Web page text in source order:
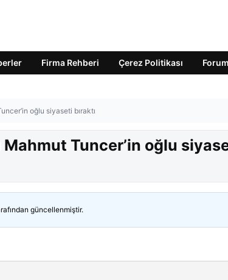
Firma Rehberi Çerez Politikası Forum
oğlu siyaseti bıraktı
Mahmut Tuncer’in oğlu
güncellenmiştir.